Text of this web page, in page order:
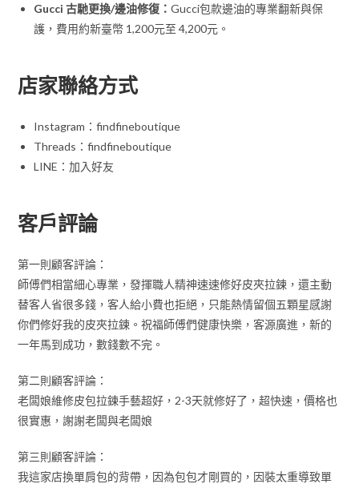
Gucci 古馳更換/邊油修復：Gucci包款邊油的專業翻新與保
護，費用約新臺幣 1,200元至 4,200元。
店家聯絡方式
Instagram：findfineboutique
Threads：findfineboutique
LINE：加入好友
客戶評論
第一則顧客評論：
師傅們相當細心專業，發揮職人精神速速修好皮夾拉鍊，還主動
替客人省很多錢，客人給小費也拒絕，只能熱情留個五顆星感謝
你們修好我的皮夾拉鍊。祝福師傅們健康快樂，客源廣進，新的
一年馬到成功，數錢數不完。
第二則顧客評論：
老闆娘維修皮包拉鍊手藝超好，2-3天就修好了，超快速，價格也
很實惠，謝謝老闆與老闆娘
第三則顧客評論：
我這家店換單肩包的背帶，因為包包才剛買的，因裝太重導致單